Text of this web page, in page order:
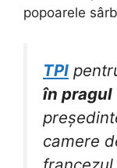
popoarele
TPI
în pragul
camere
francezul